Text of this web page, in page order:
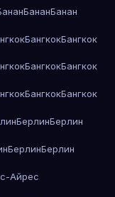
БананБанан
БангкокБангкок
БангкокБангкок
БангкокБангкок
БерлинБерлин
БерлинБерлин
Айрес